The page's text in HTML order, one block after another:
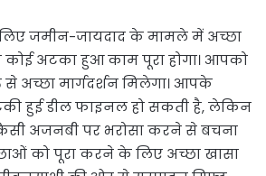
जमीन-जायदाद के मामले में अच्छा
कोई अटका हुआ काम पूरा होगा। आपको
से अच्छा मार्गदर्शन मिलेगा। आपके
हुई डील फाइनल हो सकती है, लेकिन
अजनबी पर भरोसा करने से बचना
को पूरा करने के लिए अच्छा खासा